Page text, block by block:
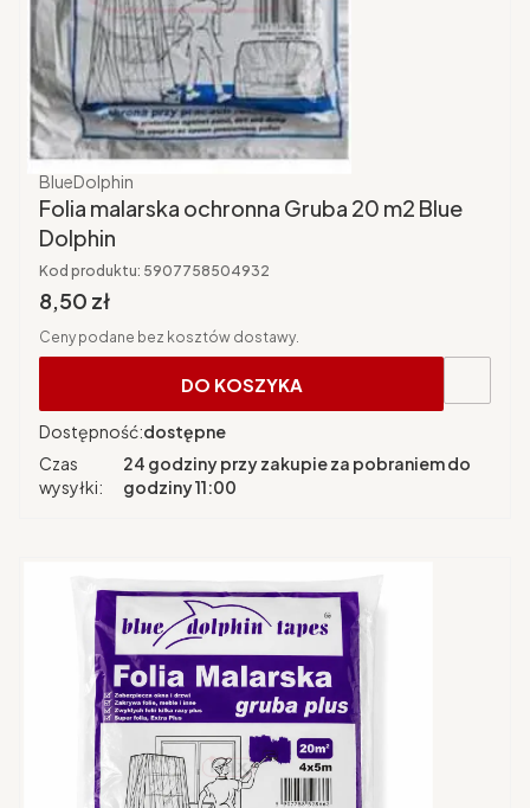
Producent
BlueDolphin
Folia malarska ochronna Gruba 20 m2 Blue
Dolphin
Kod produktu: 5907758504932
Cena brutto
8,50 zł
Ceny podane bez kosztów dostawy.
DO KOSZYKA
Dostępność:dostępne
Czas
wysyłki:
24 godziny przy zakupie za pobraniem do
godziny 11:00